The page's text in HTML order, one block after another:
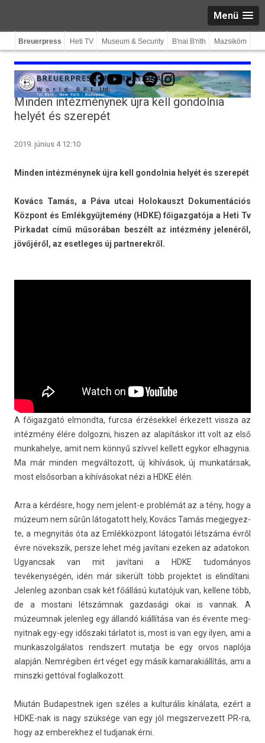
Menü
Breuerpress Heti TV Museum & Security B'nai B'rith Mazsiköm
Facebook
YouTube
TikTokSpotifyInstagram
Minden intézménynek újra kell gondolnia
helyét és szerepét
2019. június 4 12:10
Mind­en intézménynek újra kell gon­dolnia helyét és szerepét
Kovács Tamás, a Páva utcai Holokauszt Dokumen­tációs
Központ és Emlékgyűjtemény (HDKE) főigaz­gatója a Heti Tv
Pir­kadat című műsorában beszélt az intézmény jelenéről,
jövőjéről, az eset­leges új partnerek­ről.
A főigaz­gató el­mondta, furcsa érzések­kel érkezett vissza az
intézmény élére dol­gozni, hisz­en az alapításkor itt volt az első
mun­kahelye, amit nem könnyű szívvel kel­lett egykor el­hagynia.
Ma már mind­en meg­változott, új kihívások, új mun­katár­sak,
most el­sősor­ban a kihívásokat nézi a HDKE élén.
Arra a kérdésre, hogy nem jelent-e problémát az a tény, hogy a
múzeum nem sűrűn látogatott hely, Kovács Tamás meg­jegyez­
te, a meg­nyitás óta az Emlékközpont látogatói létszáma évről
évre növekszik, per­sze lehet még javítani ezek­en az adatokon.
Ugyancsak van mit javítani a HDKE tudományos
tevékenységén, idén már sikerült több pro­jek­tet is elindítani.
Jelen­leg azon­ban csak két főállású kutatójuk van, kel­lene több,
de a mos­tani létszámnak gaz­dasági okai is van­nak. A
múzeum­nak jelen­leg egy állandó kiállítása van és évente meg­
nyit­nak egy-egy időszaki tár­latot is, most is van egy ilyen, ami a
mun­kaszol­gálatos re­ndszert mutat­ja be egy orvos naplója
alapján. Nemrégiben ért véget egy másik kamarakiál­lítás, ami a
minszki gettóval fog­lalkozott.
Miután Budapestnek igen széles a kul­turális kínálata, ezért a
HDKE-nak is nagy szüksége van egy jól megszer­vezett PR-ra,
hogy az em­berek­hez el tud­janak érni.